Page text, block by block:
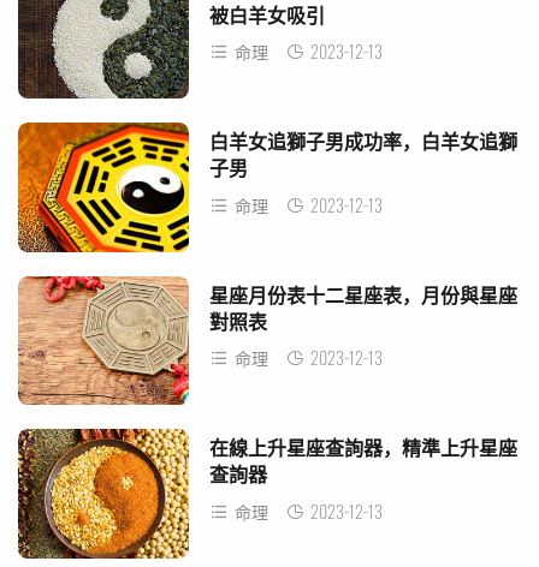
被白羊女吸引
命理 2023-12-13
白羊女追獅子男成功率，白羊女追獅
子男
命理 2023-12-13
星座月份表十二星座表，月份與星座
對照表
命理 2023-12-13
在線上升星座查詢器，精準上升星座
查詢器
命理 2023-12-13